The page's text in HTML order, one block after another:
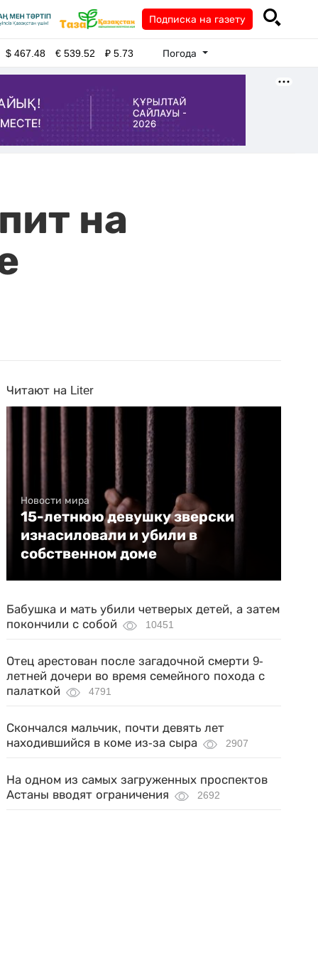
Подписка на газету
$467.48 €539.52 ₽5.73 Погода
на
Читают на Liter
Новости мира
15-летнюю девушку зверски
изнасиловали и убили в
собственном доме
Бабушка и мать убили четверых детей, а затем
покончили с собой
10451
Отец арестован после загадочной смерти 9-
летней дочери во время семейного похода с
палаткой
4791
Скончался мальчик, почти девять лет
находившийся в коме из-за сыра
2907
На одном из самых загруженных проспектов
Астаны вводят ограничения
2692